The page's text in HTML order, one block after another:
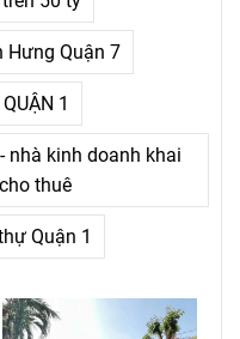
Hưng Quận 7
1
nhà kinh doanh khai
thuê
Quận 1